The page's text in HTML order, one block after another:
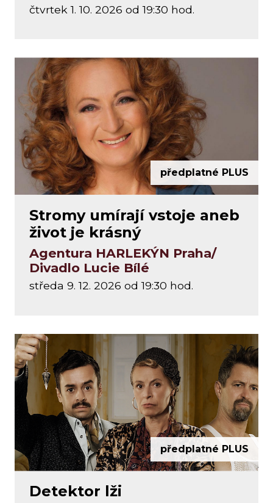
čtvrtek 1. 10. 2026 od 19:30 hod.
předplatné PLUS
Stromy umírají vstoje aneb
život je krásný
Agentura HARLEKÝN Praha/
Divadlo Lucie Bílé
středa 9. 12. 2026 od 19:30 hod.
předplatné PLUS
Detektor lži